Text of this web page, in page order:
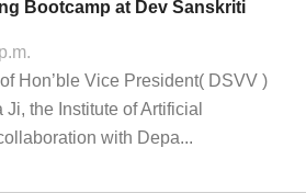
Bootcamp at Dev Sanskriti
Hon’ble Vice President( DSVV )
the Institute of Artificial
with Depa...